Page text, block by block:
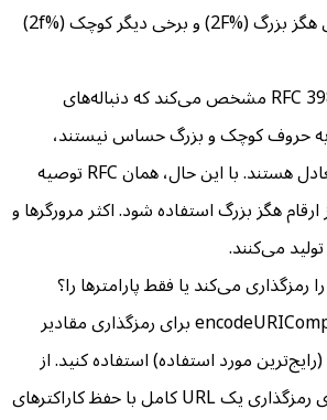
چرا برخی URL‌ها شامل هگز بزرگ (%2F) و برخی دیگر کوچک (%2f)
هر دو معتبر هستند. RFC 3986 مشخص می‌کند که دنباله‌های
حروف کوچک و بزرگ حساس نیستند،
بنابراین %2F و %2f معادل هستند. با این حال، همان RFC توصیه
هگز بزرگ استفاده شود. اکثر مرورگرها و
می‌کنند.
هر دو. از حالت encodeURIComponent برای رمزگذاری مقادیر
تکی پارامترهای query (رایج‌ترین مورد استفاده) استفاده کنید. از
حالت encodeURI برای رمزگذاری یک URL کامل با حفظ کاراکترهای